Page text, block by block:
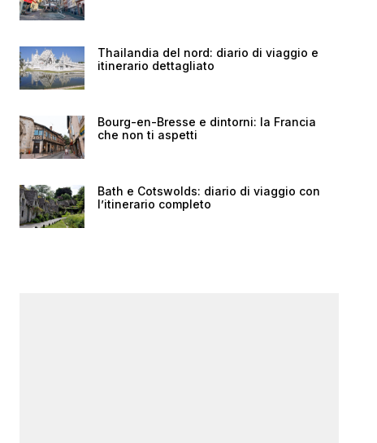
Thailandia del nord: diario di viaggio e
itinerario dettagliato
Bourg-en-Bresse e dintorni: la Francia
che non ti aspetti
Bath e Cotswolds: diario di viaggio con
l’itinerario completo